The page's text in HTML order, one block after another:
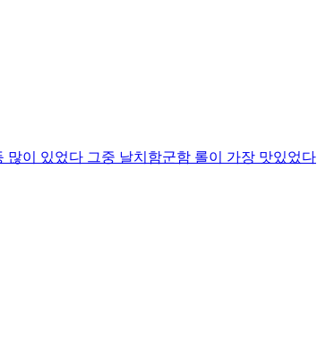
이 있었다 그중 날치함군함 롤이 가장 맛있었다